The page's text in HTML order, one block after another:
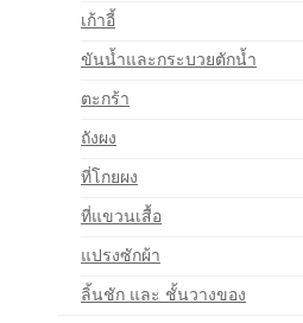
เก้าอี้
ขันน้ำและกระบวยตักน้ำ
ตะกร้า
ถังผง
ที่โกยผง
ที่แขวนเสื้อ
แปรงซักผ้า
ลิ้นชัก และ ชั้นวางของ